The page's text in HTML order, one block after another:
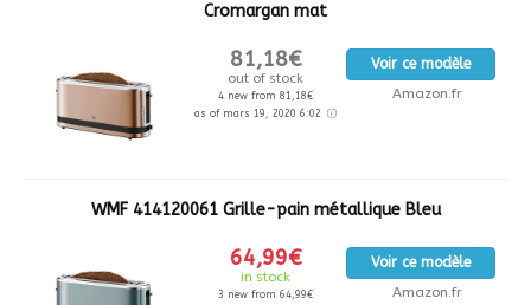
Cromargan mat
81,18€
out of stock
4 new from 81,18€
as of mars 19, 2020 6:02
Voir ce modèle
Amazon.fr
WMF 414120061 Grille-pain métallique Bleu
64,99€
in stock
3 new from 64,99€
Voir ce modèle
Amazon.fr